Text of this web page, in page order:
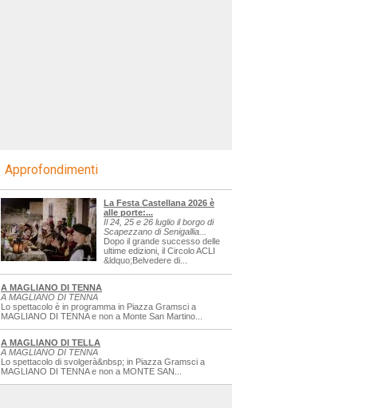
Approfondimenti
La Festa Castellana 2026 è
alle porte:...
Il 24, 25 e 26 luglio il borgo di
Scapezzano di Senigallia...
Dopo il grande successo delle
ultime edizioni, il Circolo ACLI
&ldquo;Belvedere di...
A MAGLIANO DI TENNA
A MAGLIANO DI TENNA
Lo spettacolo è in programma in Piazza Gramsci a
MAGLIANO DI TENNA e non a Monte San Martino...
A MAGLIANO DI TELLA
A MAGLIANO DI TENNA
Lo spettacolo di svolgerà&nbsp; in Piazza Gramsci a
MAGLIANO DI TENNA e non a MONTE SAN...